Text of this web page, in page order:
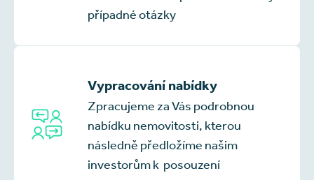
případné otázky
Vypracování nabídky
Zpracujeme za Vás podrobnou
nabídku nemovitosti, kterou
následně předložíme našim
investorům k posouzení